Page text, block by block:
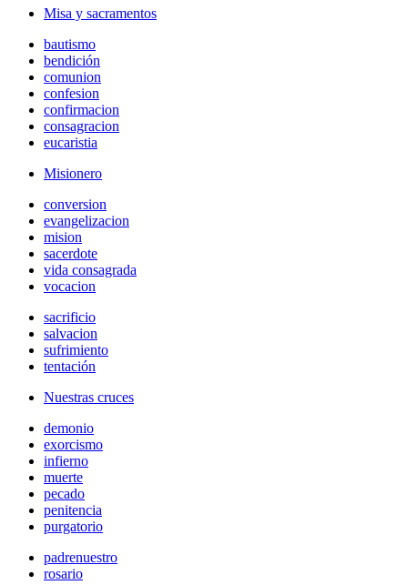
Misa y sacramentos
bautismo
bendición
comunion
confesion
confirmacion
consagracion
eucaristia
Misionero
conversion
evangelizacion
mision
sacerdote
vida consagrada
vocacion
sacrificio
salvacion
sufrimiento
tentación
Nuestras cruces
demonio
exorcismo
infierno
muerte
pecado
penitencia
purgatorio
padrenuestro
rosario